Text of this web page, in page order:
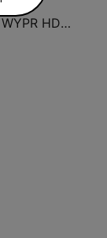
WYPR HD2 BBC World Service